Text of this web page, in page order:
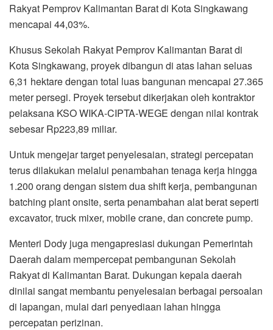
Rakyat Pemprov Kalimantan Barat di Kota Singkawang
mencapai 44,03%.
Khusus Sekolah Rakyat Pemprov Kalimantan Barat di
Kota Singkawang, proyek dibangun di atas lahan seluas
6,31 hektare dengan total luas bangunan mencapai 27.365
meter persegi. Proyek tersebut dikerjakan oleh kontraktor
pelaksana KSO WIKA-CIPTA-WEGE dengan nilai kontrak
sebesar Rp223,89 miliar.
Untuk mengejar target penyelesaian, strategi percepatan
terus dilakukan melalui penambahan tenaga kerja hingga
1.200 orang dengan sistem dua shift kerja, pembangunan
batching plant onsite, serta penambahan alat berat seperti
excavator, truck mixer, mobile crane, dan concrete pump.
Menteri Dody juga mengapresiasi dukungan Pemerintah
Daerah dalam mempercepat pembangunan Sekolah
Rakyat di Kalimantan Barat. Dukungan kepala daerah
dinilai sangat membantu penyelesaian berbagai persoalan
di lapangan, mulai dari penyediaan lahan hingga
percepatan perizinan.